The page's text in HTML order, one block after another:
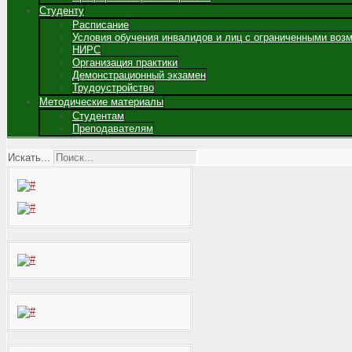
Студенту
Расписание
Условия обучения инвалидов и лиц с ограниченными
НИРС
Организация практики
Демонстрационный экзамен
Трудоустройство
Методические материалы
Студентам
Преподавателям
Искать...